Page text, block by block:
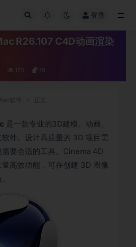
登录
R26.107 C4D动画渲染
170 10
是一款专业的3D建模、动画、
件。设计高质量的 3D 项目需
需要合适的工具。Cinema 4D
高效功能，可在创建 3D 图像